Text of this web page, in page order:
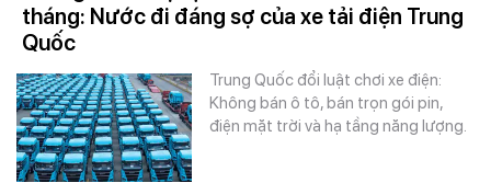
tháng: Nước đi đáng sợ của xe tải điện Trung
Quốc
Trung Quốc đổi luật chơi xe điện:
Không bán ô tô, bán trọn gói pin,
điện mặt trời và hạ tầng năng lượng.